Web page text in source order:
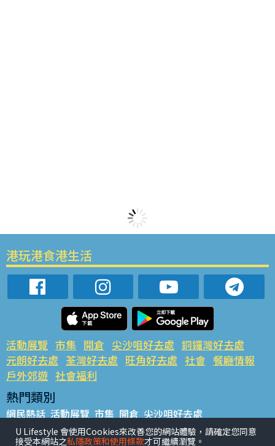
港玩港食港生活
活動展覽 市集 開倉 尖沙咀好去處 銅鑼灣好去處
元朗好去處 荃灣好去處 旺角好去處 社會 餐廳情報
戶外郊遊 社會福利
熱門類別
網民熱話 活動展覽 市集 開倉 尖沙咀好去處
銅鑼灣好去處 元朗好去處 荃灣好去處 旺角好去處 社會
餐廳情報 戶外郊遊
U Lifestyle 會使用Cookies來改善您的網站體驗，請確定您同意
接受本網站之私隱政策和使用條款才可繼續瀏覽。